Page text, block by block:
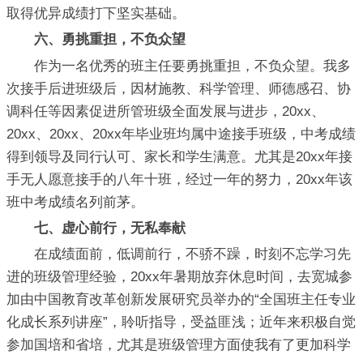
取得优异成绩打下坚实基础。
六、勇挑重担，不负众望
作为一名优秀的班主任要勇挑重担，不负众望。我多
次接手后进班级后，因材施教、科学管理、师德感召、协
调科任等因素促进所管班级全面发展与进步，20xx、
20xx、20xx、20xx年毕业班均属中途接手班级，中考成绩
得到领导及同行认可、家长和学生满意。尤其是20xx年接
手无人愿意接手的八年十班，经过一年的努力，20xx年该
班中考成绩名列前茅。
七、虚心前行，无私奉献
在成绩面前，低调前行，不骄不躁，时刻不忘学习先
进的班级管理经验，20xx年暑期放弃休息时间，去宽城参
加由中国教育改革创新发展研究员举办的“全国班主任专业
化成长系列讲座”，聆听指导，受益匪浅；近年来积极自觉
参加国培和省培，尤其是班级管理方面使我有了更加科学